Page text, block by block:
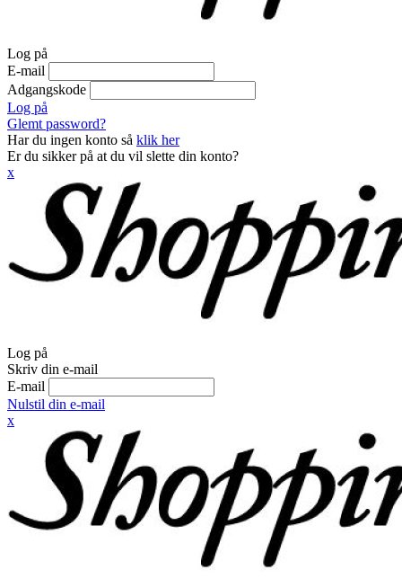
Log på
E-mail
Adgangskode
Log på
Glemt password?
Har du ingen konto så klik her
Er du sikker på at du vil slette din konto?
x
Log på
Skriv din e-mail
E-mail
Nulstil din e-mail
x